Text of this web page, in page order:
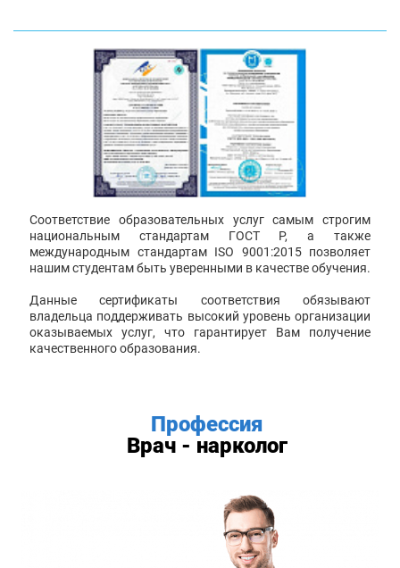
Соответствие образовательных услуг самым строгим
национальным стандартам ГОСТ Р, а также
международным стандартам ISO 9001:2015 позволяет
нашим студентам быть уверенными в качестве обучения.
Данные сертификаты соответствия обязывают
владельца поддерживать высокий уровень организации
оказываемых услуг, что гарантирует Вам получение
качественного образования.
Профессия
Врач - нарколог